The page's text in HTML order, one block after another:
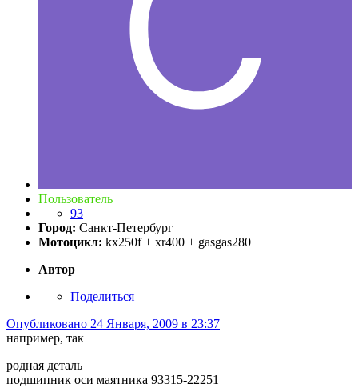
Пользователь
93
Город: Санкт-Петербург
Мотоцикл: kx250f + xr400 + gasgas280
Автор
Поделиться
Опубликовано 24 Января, 2009 в 23:37
например, так
родная деталь
подшипник оси маятника 93315-22251